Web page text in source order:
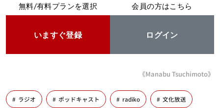
無料/有料プランを選択
いますぐ登録
会員の方はこちら
ログイン
《Manabu Tsuchimoto》
ラジオ ポッドキャスト radiko 文化放送